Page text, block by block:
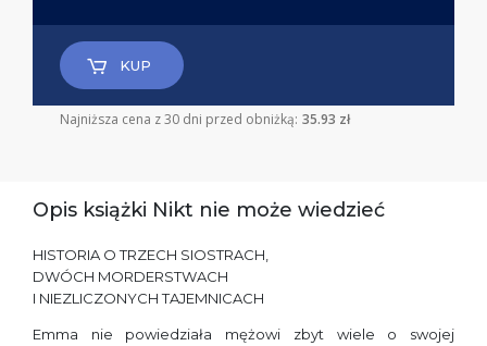
KUP
Najniższa cena z 30 dni przed obniżką: 35.93 zł
Opis książki Nikt nie może wiedzieć
HISTORIA O TRZECH SIOSTRACH,
DWÓCH MORDERSTWACH
I NIEZLICZONYCH TAJEMNICACH
Emma nie powiedziała mężowi zbyt wiele o swojej